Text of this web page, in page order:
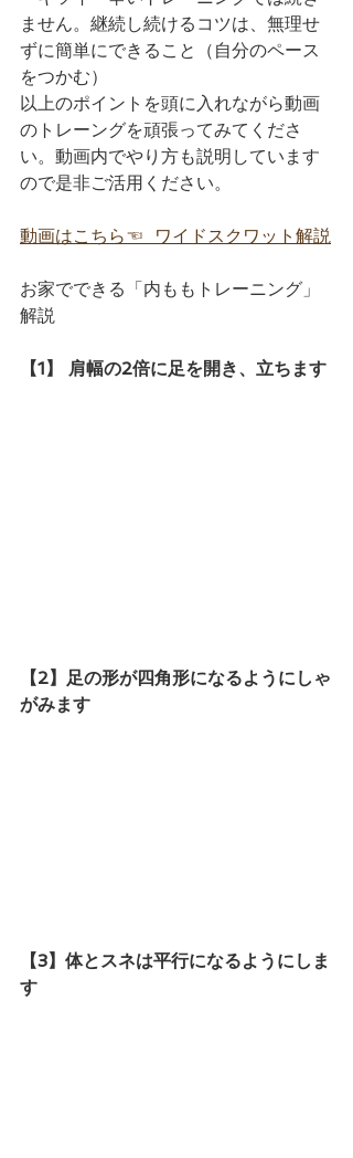
ません。継続し続けるコツは、無理せ
ずに簡単にできること（自分のペース
をつかむ）
以上のポイントを頭に入れながら動画
のトレーングを頑張ってみてくださ
い。動画内でやり方も説明しています
ので是非ご活用ください。
動画はこちら☜  ワイドスクワット解説
お家でできる「内ももトレーニング」
解説
【1】 肩幅の2倍に足を開き、立ちます
【2】足の形が四角形になるようにしゃ
がみます
【3】体とスネは平行になるようにしま
す